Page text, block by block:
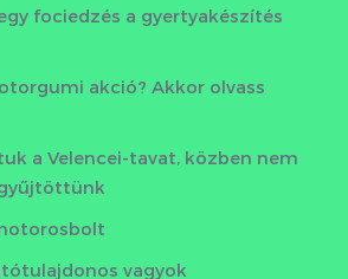
fociedzés a gyertyakészítés
akció? Akkor olvass
a Velencei-tavat, közben nem
vagyok